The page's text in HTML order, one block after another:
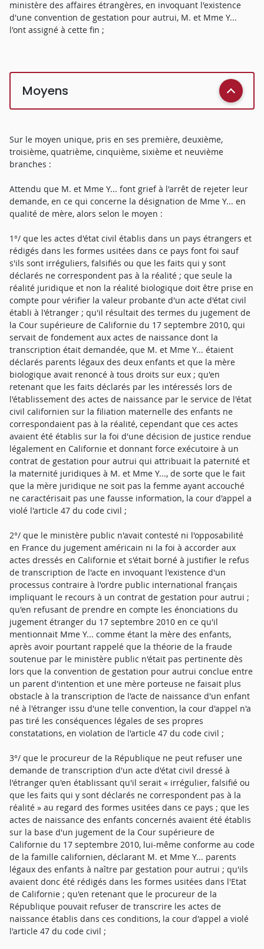
ministère des affaires étrangères, en invoquant l'existence
d'une convention de gestation pour autrui, M. et Mme Y...
l'ont assigné à cette fin ;
Moyens
Sur le moyen unique, pris en ses première, deuxième,
troisième, quatrième, cinquième, sixième et neuvième
branches :
Attendu que M. et Mme Y... font grief à l'arrêt de rejeter leur
demande, en ce qui concerne la désignation de Mme Y... en
qualité de mère, alors selon le moyen :
1°/ que les actes d'état civil établis dans un pays étrangers et
rédigés dans les formes usitées dans ce pays font foi sauf
s'ils sont irréguliers, falsifiés ou que les faits qui y sont
déclarés ne correspondent pas à la réalité ; que seule la
réalité juridique et non la réalité biologique doit être prise en
compte pour vérifier la valeur probante d'un acte d'état civil
établi à l'étranger ; qu'il résultait des termes du jugement de
la Cour supérieure de Californie du 17 septembre 2010, qui
servait de fondement aux actes de naissance dont la
transcription était demandée, que M. et Mme Y... étaient
déclarés parents légaux des deux enfants et que la mère
biologique avait renoncé à tous droits sur eux ; qu'en
retenant que les faits déclarés par les intéressés lors de
l'établissement des actes de naissance par le service de l'état
civil californien sur la filiation maternelle des enfants ne
correspondaient pas à la réalité, cependant que ces actes
avaient été établis sur la foi d'une décision de justice rendue
légalement en Californie et donnant force exécutoire à un
contrat de gestation pour autrui qui attribuait la paternité et
la maternité juridiques à M. et Mme Y..., de sorte que le fait
que la mère juridique ne soit pas la femme ayant accouché
ne caractérisait pas une fausse information, la cour d'appel a
violé l'article 47 du code civil ;
2°/ que le ministère public n'avait contesté ni l'opposabilité
en France du jugement américain ni la foi à accorder aux
actes dressés en Californie et s'était borné à justifier le refus
de transcription de l'acte en invoquant l'existence d'un
processus contraire à l'ordre public international français
impliquant le recours à un contrat de gestation pour autrui ;
qu'en refusant de prendre en compte les énonciations du
jugement étranger du 17 septembre 2010 en ce qu'il
mentionnait Mme Y... comme étant la mère des enfants,
après avoir pourtant rappelé que la théorie de la fraude
soutenue par le ministère public n'était pas pertinente dès
lors que la convention de gestation pour autrui conclue entre
un parent d'intention et une mère porteuse ne faisait plus
obstacle à la transcription de l'acte de naissance d'un enfant
né à l'étranger issu d'une telle convention, la cour d'appel n'a
pas tiré les conséquences légales de ses propres
constatations, en violation de l'article 47 du code civil ;
3°/ que le procureur de la République ne peut refuser une
demande de transcription d'un acte d'état civil dressé à
l'étranger qu'en établissant qu'il serait « irrégulier, falsifié ou
que les faits qui y sont déclarés ne correspondent pas à la
réalité » au regard des formes usitées dans ce pays ; que les
actes de naissance des enfants concernés avaient été établis
sur la base d'un jugement de la Cour supérieure de
Californie du 17 septembre 2010, lui-même conforme au code
de la famille californien, déclarant M. et Mme Y... parents
légaux des enfants à naître par gestation pour autrui ; qu'ils
avaient donc été rédigés dans les formes usitées dans l'Etat
de Californie ; qu'en retenant que le procureur de la
République pouvait refuser de transcrire les actes de
naissance établis dans ces conditions, la cour d'appel a violé
l'article 47 du code civil ;